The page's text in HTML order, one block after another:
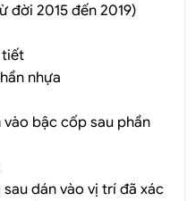
đời 2015 đến 2019)
tiết
nhựa
vào bậc cốp sau phần
dán vào vị trí đã xác